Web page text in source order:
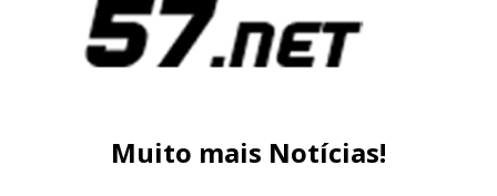
Muito mais Notícias!